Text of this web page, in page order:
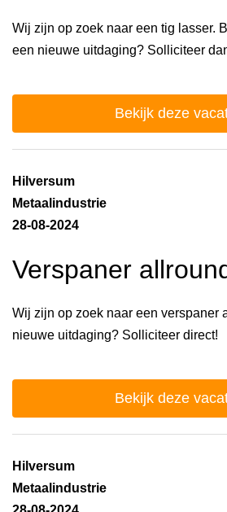
Wij zijn op zoek naar een tig lasser.
een nieuwe uitdaging? Solliciteer
Bekijk deze
Hilversum
Metaalindustrie
28-08-2024
Verspaner
Wij zijn op zoek naar een verspaner
nieuwe uitdaging? Solliciteer direct!
Bekijk deze
Hilversum
Metaalindustrie